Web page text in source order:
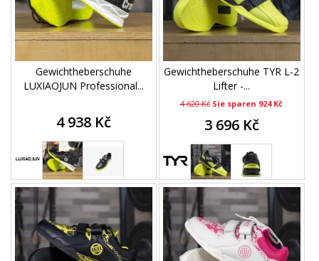
Gewichtheberschuhe
LUXIAOJUN Professional...
4 938 Kč
Gewichtheberschuhe TYR L-2
Lifter -...
4 620 Kč Sie sparen 924 Kč
3 696 Kč